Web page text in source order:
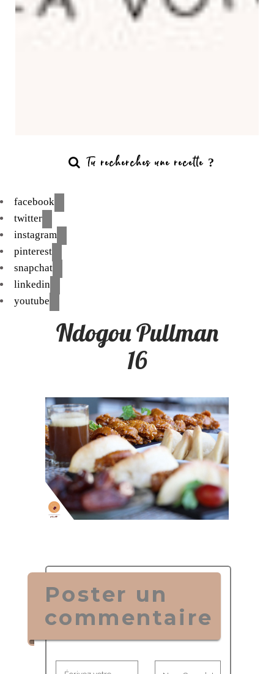
facebook
twitter
instagram
pinterest
snapchat
linkedin
youtube
Ndogou Pullman
16
Poster un
commentaire